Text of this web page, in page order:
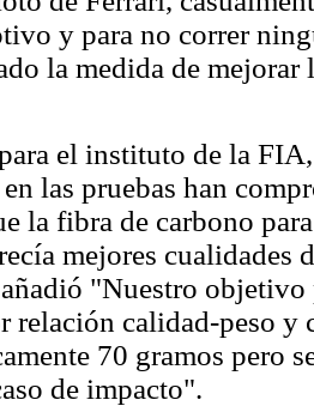
y para no correr
la medida de mejorar
el instituto de la
las pruebas han
la fibra de carbono
mejores cualidades
"Nuestro objetivo
relación calidad-peso y
70 gramos pero
de impacto".